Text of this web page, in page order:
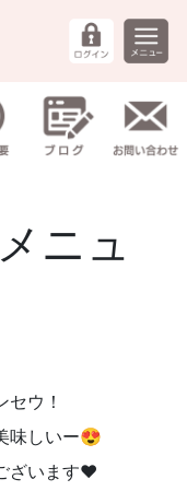
ニュ
ウ！
味しいー😍
ざいます❤️